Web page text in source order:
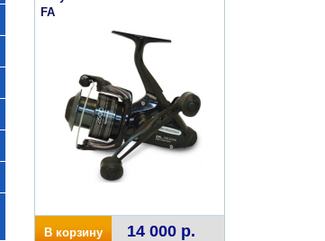
FA
В корзину 14 000 р.